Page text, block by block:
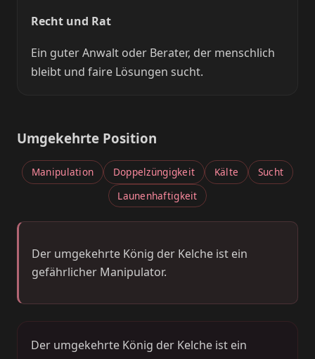
Recht und Rat
Ein guter Anwalt oder Berater, der menschlich
bleibt und faire Lösungen sucht.
Umgekehrte Position
Manipulation Doppelzüngigkeit Kälte
Sucht
Launenhaftigkeit
Der umgekehrte König der Kelche ist ein
gefährlicher Manipulator.
Der umgekehrte König der Kelche ist ein